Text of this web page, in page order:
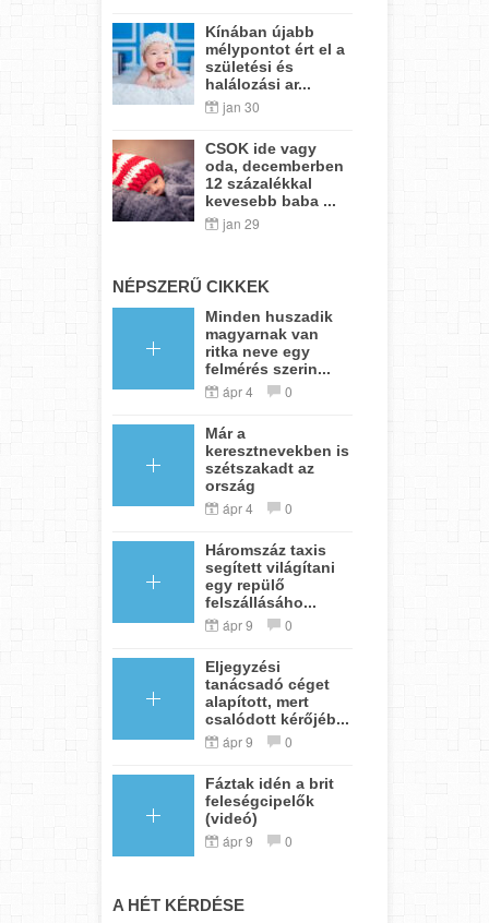
Kínában újabb
mélypontot ért el a
születési és
halálozási ar...
jan 30
CSOK ide vagy
oda, decemberben
12 százalékkal
kevesebb baba ...
jan 29
NÉPSZERŰ CIKKEK
Minden huszadik
magyarnak van
ritka neve egy
felmérés szerin...
ápr 4 0
Már a
keresztnevekben is
szétszakadt az
ország
ápr 4 0
Háromszáz taxis
segített világítani
egy repülő
felszállásáho...
ápr 9 0
Eljegyzési
tanácsadó céget
alapított, mert
csalódott kérőjéb...
ápr 9 0
Fáztak idén a brit
feleségcipelők
(videó)
ápr 9 0
A HÉT KÉRDÉSE